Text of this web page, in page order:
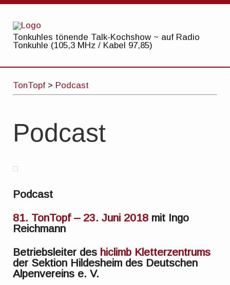
Tonkuhles tönende Talk-Kochshow ~ auf Radio
Tonkuhle (105,3 MHz / Kabel 97,85)
TonTopf > Podcast
Podcast
Podcast
81. TonTopf – 23. Juni 2018 mit Ingo
Reichmann
Betriebsleiter des hiclimb Kletterzentrums
der Sektion Hildesheim des Deutschen
Alpenvereins e. V.